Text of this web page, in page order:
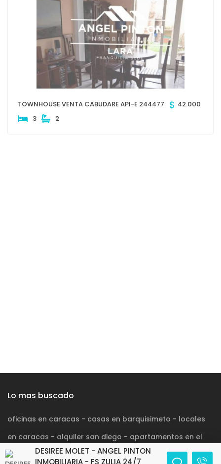
TOWNHOUSE VENTA CABUDARE API-E 244477 $ 42.000
3
2
DESIREE MOLET - ANGEL PINTON
INMOBILIARIA - FS ZULIA 24/7
Lo mas buscado
oficinas en caracas - casas en barquisimeto - locales
en caracas - alquiler san diego - apartamentos en el
pinar